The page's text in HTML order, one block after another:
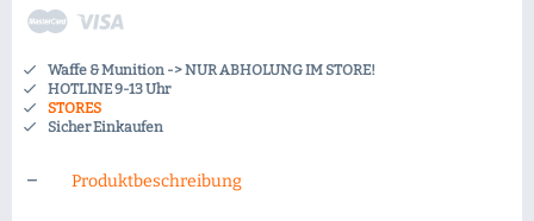
Waffe & Munition -> NUR ABHOLUNG IM STORE!
HOTLINE 9-13 Uhr
STORES
Sicher Einkaufen
Produktbeschreibung